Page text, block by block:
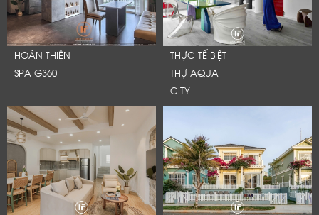
HOÀN THIỆN
SPA G360
THỰC TẾ BIỆT
THỰ AQUA
CITY